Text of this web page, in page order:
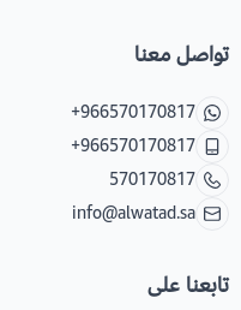
تواصل معنا
+966570170817
+966570170817
570170817
info@alwatad.sa
تابعنا على